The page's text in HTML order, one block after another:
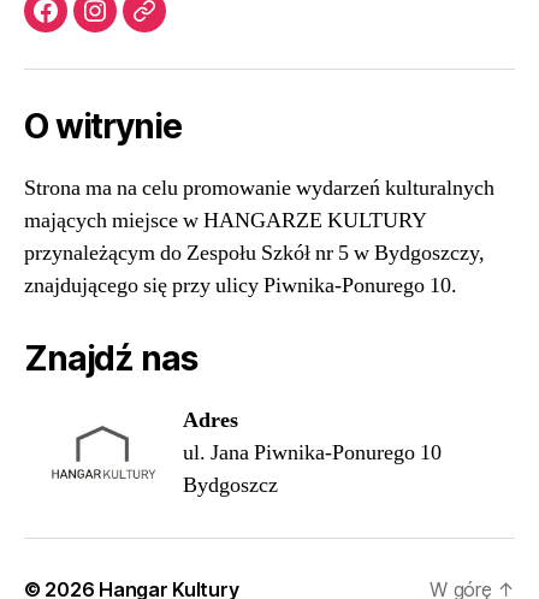
Facebook
Instagram
Email
O witrynie
Strona ma na celu promowanie wydarzeń kulturalnych
mających miejsce w HANGARZE KULTURY
przynależącym do Zespołu Szkół nr 5 w Bydgoszczy,
znajdującego się przy ulicy Piwnika-Ponurego 10.
Znajdź nas
Adres
ul. Jana Piwnika-Ponurego 10
Bydgoszcz
© 2026 Hangar Kultury W górę ↑